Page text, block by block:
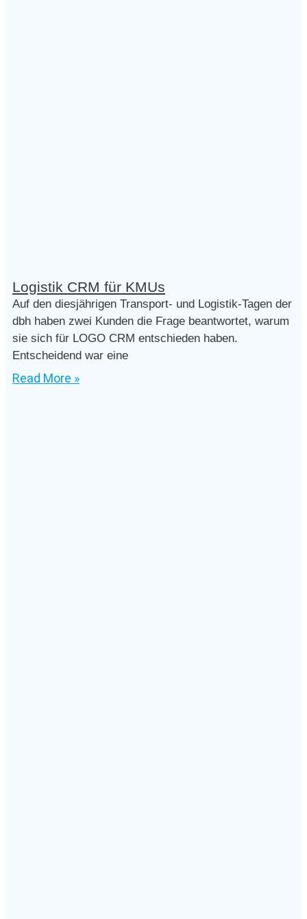
Logistik CRM für KMUs
Auf den diesjährigen Transport- und Logistik-Tagen der
dbh haben zwei Kunden die Frage beantwortet, warum
sie sich für LOGO CRM entschieden haben.
Entscheidend war eine
Read More »